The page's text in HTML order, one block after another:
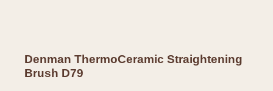
Denman ThermoCeramic Straightening
Brush D79